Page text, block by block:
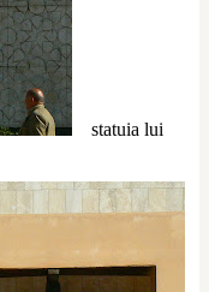
statuia lui